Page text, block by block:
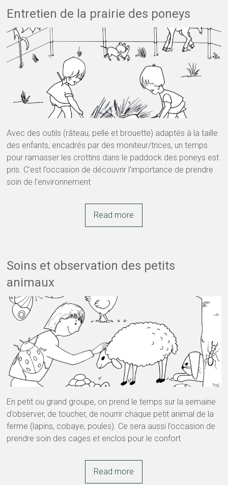
Entretien de la prairie des poneys
Avec des outils (râteau, pelle et brouette) adaptés à la taille
des enfants, encadrés par des moniteur/trices, un temps
pour ramasser les crottins dans le paddock des poneys est
pris. C’est l’occasion de découvrir l’importance de prendre
soin de l’environnement
Read more
Soins et observation des petits
animaux
En petit ou grand groupe, on prend le temps sur la semaine
d’observer, de toucher, de nourrir chaque petit animal de la
ferme (lapins, cobaye, poules). Ce sera aussi l’occasion de
prendre soin des cages et enclos pour le confort
Read more